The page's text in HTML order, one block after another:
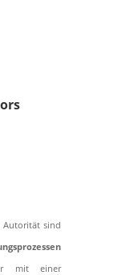
Autorität sind
mit einer